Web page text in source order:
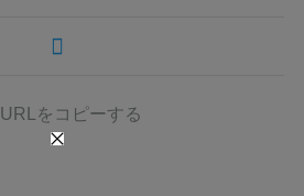
URLをコピーする